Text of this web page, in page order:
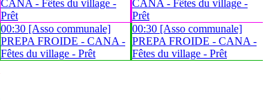
CANA - Fêtes du village -
Prêt
00:30 [Asso communale]
PREPA FROIDE - CANA -
Fêtes du village - Prêt
CANA - Fêtes du village -
Prêt
00:30 [Asso communale]
PREPA FROIDE - CANA -
Fêtes du village - Prêt